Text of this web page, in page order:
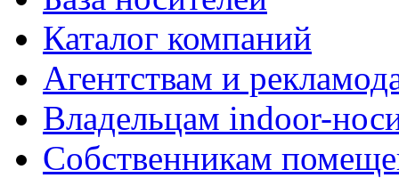
Каталог компаний
Агентствам и
Владельцам indoor-
Собственникам